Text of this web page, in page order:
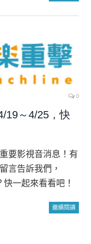
0
19～4/25，快
要影視音消息！有
言告訴我們，
一起來看看吧！
繼續閱讀